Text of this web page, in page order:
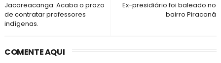
Ex-presidiário foi baleado no
bairro Piracanã
Jacareacanga: Acaba o prazo
de contratar professores
indígenas.
COMENTE AQUI